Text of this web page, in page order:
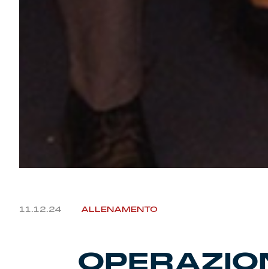
11.12.24 ALLENAMENTO